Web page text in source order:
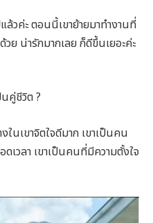
ค่ะ ตอนนี้เขาย้ายมาทำงานที่
วย น่ารักมากเลย ก็ดีขึ้นเยอะค่ะ
คู่ชีวิต ?
เขาจิตใจดีมาก เขาเป็นคน
เวลา เขาเป็นคนที่มีความตั้งใจ